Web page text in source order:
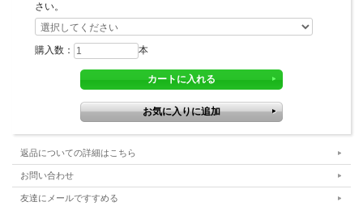
さい。
購入数： 本
返品についての詳細はこちら
お問い合わせ
友達にメールですすめる